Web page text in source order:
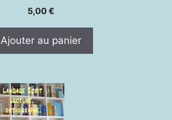
5,00€
Ajouter au panier